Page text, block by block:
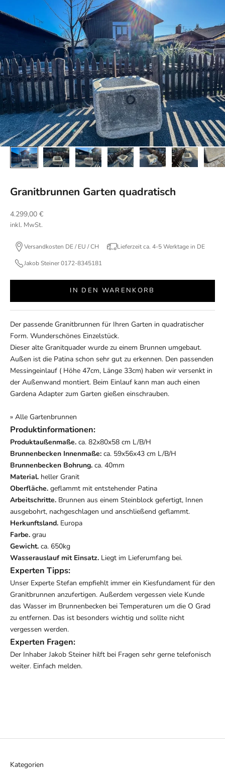
Granitbrunnen Garten quadratisch
Angebot
4.299,00 €
inkl. MwSt.
Versandkosten DE / EU / CH Lieferzeit ca. 4-5 Werktage in DE
Jakob Steiner 0172-8345181
IN DEN WARENKORB
Der passende Granitbrunnen für Ihren Garten in quadratischer
Form. Wunderschönes Einzelstück.
Dieser alte Granitquader wurde zu einem Brunnen umgebaut.
Außen ist die Patina schon sehr gut zu erkennen. Den passenden
Messingeinlauf ( Höhe 47cm, Länge 33cm) haben wir versenkt in
der Außenwand montiert. Beim Einlauf kann man auch einen
Gardena Adapter zum Garten gießen einschrauben.
» Alle Gartenbrunnen
Produktinformationen:
Produktaußenmaße. ca. 82x80x58 cm L/B/H
Brunnenbecken Innenmaße: ca. 59x56x43 cm L/B/H
Brunnenbecken Bohrung. ca. 40mm
Material. heller Granit
Oberfläche. geflammt mit entstehender Patina
Arbeitschritte. Brunnen aus einem Steinblock gefertigt, Innen
ausgebohrt, nachgeschlagen und anschließend geflammt.
Herkunftsland. Europa
Farbe. grau
Gewicht. ca. 650kg
Wasserauslauf mit Einsatz. Liegt im Lieferumfang bei.
Experten Tipps:
Unser Experte Stefan empfiehlt immer ein Kiesfundament für den
Granitbrunnen anzufertigen. Außerdem vergessen viele Kunde
das Wasser im Brunnenbecken bei Temperaturen um die O Grad
zu entfernen. Das ist besonders wichtig und sollte nicht
vergessen werden.
Experten Fragen:
Der Inhaber Jakob Steiner hilft bei Fragen sehr gerne telefonisch
weiter. Einfach melden.
Kategorien